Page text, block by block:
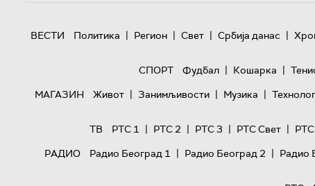
ВЕСТИ Политика | Регион | Свет | Србија данас |
СПОРТ
Фудбал | Кошарка |
МАГАЗИН
Живот | Занимљивости | Музика |
ТВ
РТС 1 | РТС 2 | РТС 3 | РТС Свет |
РАДИО
Радио Београд 1 | Радио Београд 2 | Радио